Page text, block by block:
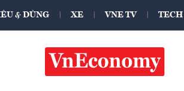
& DÙNG XE VNE TV TECH